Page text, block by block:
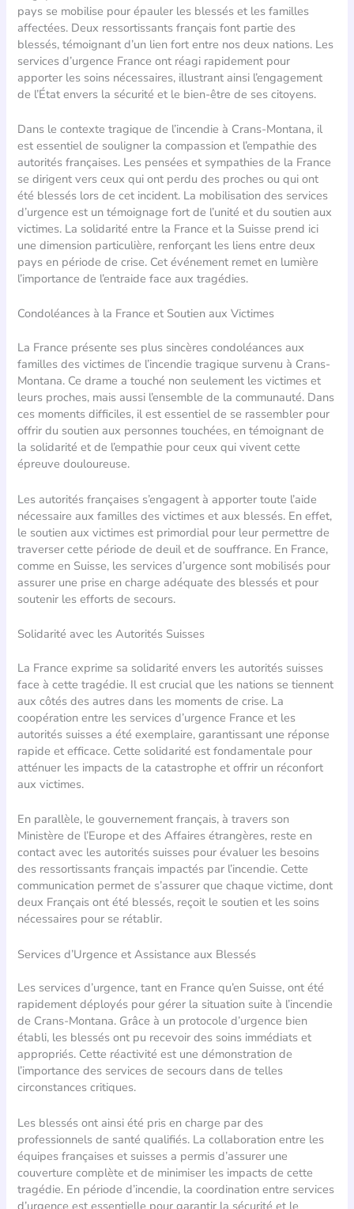
pays se mobilise pour épauler les blessés et les familles
affectées. Deux ressortissants français font partie des
blessés, témoignant d’un lien fort entre nos deux nations. Les
services d’urgence France ont réagi rapidement pour
apporter les soins nécessaires, illustrant ainsi l’engagement
de l’État envers la sécurité et le bien-être de ses citoyens.
Dans le contexte tragique de l’incendie à Crans-Montana, il
est essentiel de souligner la compassion et l’empathie des
autorités françaises. Les pensées et sympathies de la France
se dirigent vers ceux qui ont perdu des proches ou qui ont
été blessés lors de cet incident. La mobilisation des services
d’urgence est un témoignage fort de l’unité et du soutien aux
victimes. La solidarité entre la France et la Suisse prend ici
une dimension particulière, renforçant les liens entre deux
pays en période de crise. Cet événement remet en lumière
l’importance de l’entraide face aux tragédies.
Condoléances à la France et Soutien aux Victimes
La France présente ses plus sincères condoléances aux
familles des victimes de l’incendie tragique survenu à Crans-
Montana. Ce drame a touché non seulement les victimes et
leurs proches, mais aussi l’ensemble de la communauté. Dans
ces moments difficiles, il est essentiel de se rassembler pour
offrir du soutien aux personnes touchées, en témoignant de
la solidarité et de l’empathie pour ceux qui vivent cette
épreuve douloureuse.
Les autorités françaises s’engagent à apporter toute l’aide
nécessaire aux familles des victimes et aux blessés. En effet,
le soutien aux victimes est primordial pour leur permettre de
traverser cette période de deuil et de souffrance. En France,
comme en Suisse, les services d’urgence sont mobilisés pour
assurer une prise en charge adéquate des blessés et pour
soutenir les efforts de secours.
Solidarité avec les Autorités Suisses
La France exprime sa solidarité envers les autorités suisses
face à cette tragédie. Il est crucial que les nations se tiennent
aux côtés des autres dans les moments de crise. La
coopération entre les services d’urgence France et les
autorités suisses a été exemplaire, garantissant une réponse
rapide et efficace. Cette solidarité est fondamentale pour
atténuer les impacts de la catastrophe et offrir un réconfort
aux victimes.
En parallèle, le gouvernement français, à travers son
Ministère de l’Europe et des Affaires étrangères, reste en
contact avec les autorités suisses pour évaluer les besoins
des ressortissants français impactés par l’incendie. Cette
communication permet de s’assurer que chaque victime, dont
deux Français ont été blessés, reçoit le soutien et les soins
nécessaires pour se rétablir.
Services d’Urgence et Assistance aux Blessés
Les services d’urgence, tant en France qu’en Suisse, ont été
rapidement déployés pour gérer la situation suite à l’incendie
de Crans-Montana. Grâce à un protocole d’urgence bien
établi, les blessés ont pu recevoir des soins immédiats et
appropriés. Cette réactivité est une démonstration de
l’importance des services de secours dans de telles
circonstances critiques.
Les blessés ont ainsi été pris en charge par des
professionnels de santé qualifiés. La collaboration entre les
équipes françaises et suisses a permis d’assurer une
couverture complète et de minimiser les impacts de cette
tragédie. En période d’incendie, la coordination entre services
d’urgence est essentielle pour garantir la sécurité et le